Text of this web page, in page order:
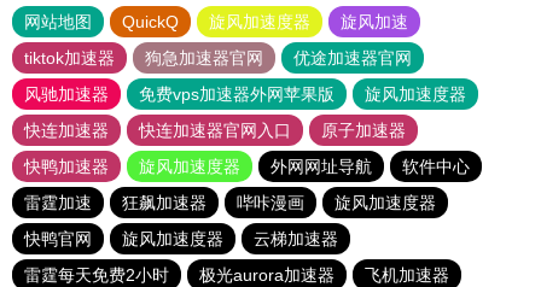
网站地图 QuickQ 旋风加速度器
旋风加速
tiktok加速器
狗急加速器官网
优途加速器官网
风驰加速器
免费vps加速器外网苹果版
旋风加速度器
快连加速器
快连加速器官网入口
原子加速器
快鸭加速器
旋风加速度器 外网网址导航
软件中心
雷霆加速
狂飙加速器 哔咔漫画
旋风加速度器
快鸭官网
旋风加速度器
云梯加速器
雷霆每天免费2小时
极光aurora加速器
飞机加速器